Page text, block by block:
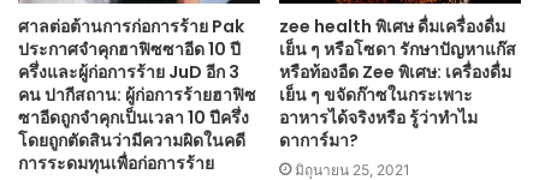
ศาลต่อต้านการก่อการร้าย Pak
ประกาศจำคุกฮาฟิซซาอีด 10 ปี
ครึ่งและผู้ก่อการร้าย JuD อีก 3
คน ปากีสถาน: ผู้ก่อการร้ายฮาฟิซ
ซาอีดถูกจำคุกเป็นเวลา 10 ปีครึ่ง
โดยถูกตัดสินว่ามีความผิดในคดี
การระดมทุนเพื่อก่อการร้าย
zee health พิเศษ ดื่มเครื่องดื่ม
เย็น ๆ หรือโซดา รักษาปัญหาแก๊ส
หรือท้องอืด Zee พิเศษ: เครื่องดื่ม
เย็น ๆ ขจัดก๊าซในกระเพาะ
อาหารได้จริงหรือ รู้ว่าทำไม
ดาการ์มา?
มิถุนายน 25, 2021